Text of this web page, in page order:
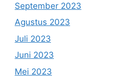
September 2023
Agustus 2023
Juli 2023
Juni 2023
Mei 2023